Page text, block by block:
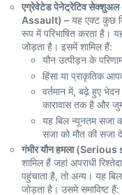
एग्रेवेटेड पेनेट्रेटिव
Assault) – यह एक्ट कुछ
रूप में परिभाषित करता है।
जोड़ता है। इसमें शामिल हैं:
यौन उत्पीड़न के
हिंसा या प्राकृतिक
वर्तमान में, बढ़े हुए
कारावास तक है और
यह बिल न्यूनतम सजा
सजा को मौत की सजा
गंभीर यौन हमला
शामिल हैं जहां अपराधी
पहुंचाता है, तो अन्य। यह
जोड़ता है। उसमे समाविष्ट हैं: